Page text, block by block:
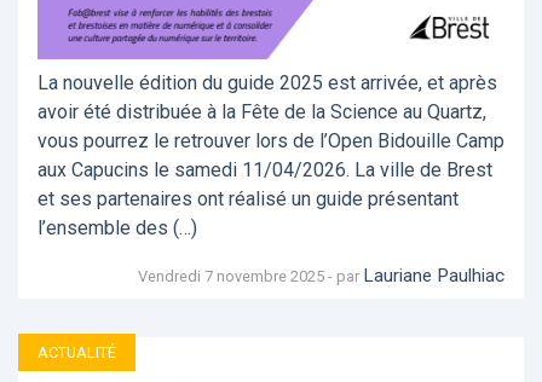
La nouvelle édition du guide 2025 est arrivée, et après
avoir été distribuée à la Fête de la Science au Quartz,
vous pourrez le retrouver lors de l’Open Bidouille Camp
aux Capucins le samedi 11/04/2026. La ville de Brest
et ses partenaires ont réalisé un guide présentant
l’ensemble des (…)
Vendredi 7 novembre 2025 - par Lauriane Paulhiac
ACTUALITÉ